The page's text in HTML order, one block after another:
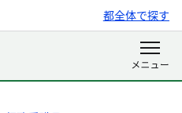
都全体で探す